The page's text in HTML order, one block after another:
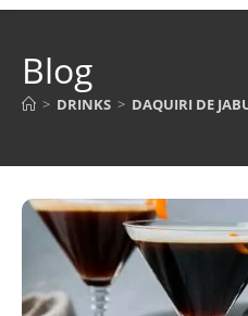
Blog
> DRINKS > DAQUIRI DE